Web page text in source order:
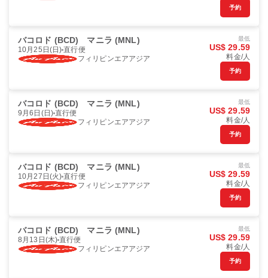
予約
バコロド (BCD) マニラ (MNL)
10月25日(日) 直行便
フィリピンエアアジア
最低
US$ 29.59
料金/人
予約
バコロド (BCD) マニラ (MNL)
9月6日(日) 直行便
フィリピンエアアジア
最低
US$ 29.59
料金/人
予約
バコロド (BCD) マニラ (MNL)
10月27日(火) 直行便
フィリピンエアアジア
最低
US$ 29.59
料金/人
予約
バコロド (BCD) マニラ (MNL)
8月13日(木) 直行便
フィリピンエアアジア
最低
US$ 29.59
料金/人
予約